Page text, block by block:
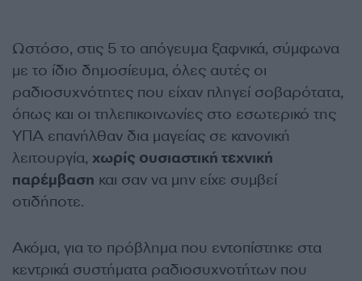
Ωστόσο, στις 5 το απόγευμα ξαφνικά, σύμφωνα
με το ίδιο δημοσίευμα, όλες αυτές οι
ραδιοσυχνότητες που είχαν πληγεί σοβαρότατα,
όπως και οι τηλεπικοινωνίες στο εσωτερικό της
ΥΠΑ επανήλθαν δια μαγείας σε κανονική
λειτουργία, χωρίς ουσιαστική τεχνική
παρέμβαση και σαν να μην είχε συμβεί
οτιδήποτε.
Ακόμα, για το πρόβλημα που εντοπίστηκε στα
κεντρικά συστήματα ραδιοσυχνοτήτων που